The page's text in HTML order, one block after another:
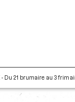
- Du 21 brumaire au 3